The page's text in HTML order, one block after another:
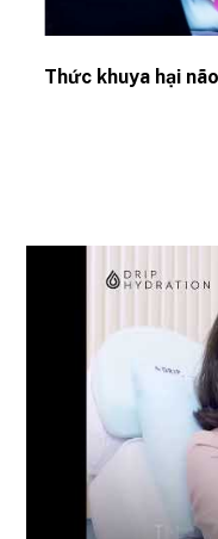
Thức khuya hại